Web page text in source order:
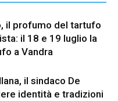
il profumo del tartufo
il 18 e 19 luglio la
a Vandra
il sindaco De
identità e tradizioni